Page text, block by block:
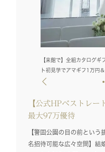
【来館で】全組カタログ
ト初見学でアマギフ1万円
【公式HPベストレー
最大97万優待
【警固公園の目の前とい
名招待可能な広々空間】結